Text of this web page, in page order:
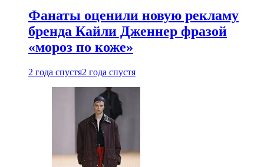
Фанаты оценили новую рекламу
бренда Кайли Дженнер фразой
«мороз по коже»
2 года спустя2 года спустя